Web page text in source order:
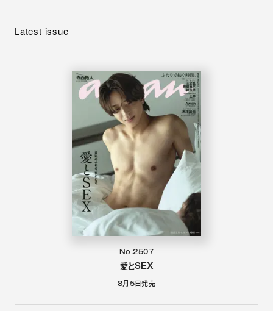
Latest issue
No.2507
愛とSEX
8月5日発売